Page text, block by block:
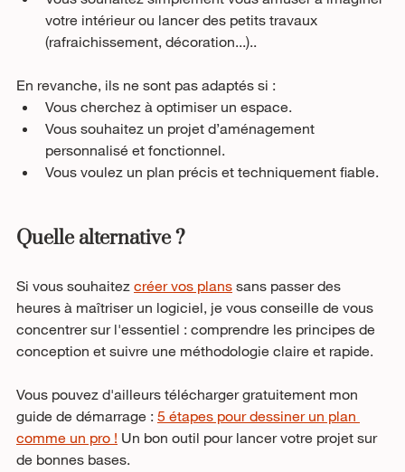
votre intérieur ou lancer des petits travaux
(rafraichissement, décoration...)..
En revanche, ils ne sont pas adaptés si :
Vous cherchez à optimiser un espace.
Vous souhaitez un projet d’aménagement
personnalisé et fonctionnel.
Vous voulez un plan précis et techniquement fiable.
Quelle alternative ?
Si vous souhaitez créer vos plans sans passer des
heures à maîtriser un logiciel, je vous conseille de vous
concentrer sur l'essentiel : comprendre les principes de
conception et suivre une méthodologie claire et rapide.
Vous pouvez d'ailleurs télécharger gratuitement mon
guide de démarrage : 5 étapes pour dessiner un plan
comme un pro ! Un bon outil pour lancer votre projet sur
de bonnes bases.